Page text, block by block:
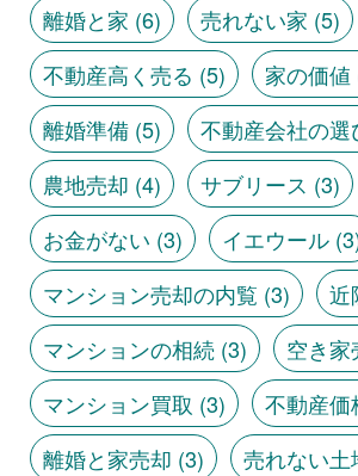
離婚と家 (6) 売れない家 (5)
不動産高く売る (5) 家の価値
離婚準備(5) 不動産会社の選
農地売却 (4) サブリース (3)
お金がない (3) イエウール
マンション売却の内覧 (3) 近
マンションの相続(3) 空き家
マンション買取 (3) 不動産価
離婚と家売却 (3) 売れない土